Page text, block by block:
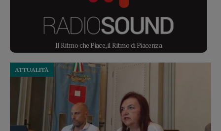
Il Ritmo che Piace, il Ritmo di Piacenza
ATTUALITÀ